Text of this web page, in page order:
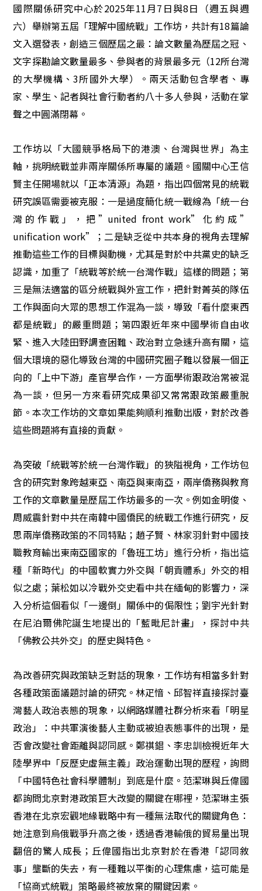
國際關係研究中心於2025年11月7日與8日（週五與週
六）舉辦第五屆「理解中國統戰」工作坊，共計有18篇論
文入選發表，創造三個歷屆之最：論文數量為歷屆之冠、
文字探勘論文數量最多、參與者的背景最多元（12所台灣
的大學機構、3所國外大學）。兩天活動包含學者、專
家、學生、記者與社會行動者約八十多人參與，活動在掌
聲之中圓滿閉幕。
工作坊以「大國競爭格局下的港澳、台灣與世界」為主
軸，挑明統戰並非兩岸關係所專屬的議題。國關中心王信
賢主任開場就以「正本清源」為題，指出四個常見的統戰
研究誤區需要被克服：一是過度簡化統一戰線為「統一台
灣的作戰」，把”united front work”化約成”
unification work”；二是缺乏從中共本身的視角去理解
推動這些工作的目標與動機，尤其是對於中共黨史的缺乏
認識，加重了「統戰等於統一台灣作戰」這樣的問題；第
三是無法適當的區分統戰與外宣工作，把針對菁英的隊伍
工作與面向大眾的思想工作混為一談，導致「看什麼東西
都是統戰」的嚴重問題；第四跟近年來中國學術自由收
緊、進入大陸田野調查困難、政治對立急速升高有關，這
個大環境的惡化導致台灣的中國研究圈子難以發展一個正
向的「上中下游」產官學合作，一方面學術跟政治常被混
為一談，但另一方來看研究成果卻又常常跟政策嚴重脫
節。本次工作坊的文章如果能夠順利推動出版，對於改善
這些問題將有直接的貢獻。
為突破「統戰等於統一台灣作戰」的狹隘視角，工作坊包
含的研究對象跨越東亞、南亞與東南亞，兩岸僑務與教育
工作的文章數量是歷屆工作坊最多的一次。例如金明俊、
周威震針對中共在南韓中國僑民的統戰工作進行研究，反
思兩岸僑務政策的不同特點；趙子賢、林家羽針對中國技
職教育輸出東南亞國家的「魯班工坊」進行分析，指出這
種「新時代」的中國軟實力外交與「朝貢體系」外交的相
似之處；葉松如以冷戰外交史看中共在緬甸的影響力，深
入分析這個看似「一邊倒」關係中的侷限性；劉宇光針對
在尼泊爾佛陀誕生地提出的「藍毗尼計畫」，探討中共
「佛教公共外交」的歷史與特色。
為改善研究與政策缺乏對話的現象，工作坊有相當多針對
各種政策面議題討論的研究。林疋愔、邱智祥直接探討臺
灣藝人政治表態的現象，以網路媒體社群分析來看「明星
政治」：中共軍演後藝人主動或被迫表態事件的出現，是
否會改變社會距離與認同感。鄭祺錩、李忠訓檢視近年大
陸學界中「反歷史虛無主義」政治運動出現的歷程，詢問
「中國特色社會科學體制」到底是什麼。范潔琳與丘偉國
都詢問北京對港政策巨大改變的關鍵在哪裡，范潔琳主張
香港在北京宏觀地緣戰略中有一種無法取代的關鍵角色：
她注意到烏俄戰爭升高之後，透過香港輸俄的貿易量出現
翻倍的驚人成長；丘偉國指出北京對於在香港「認同敘
事」壟斷的失去，有一種難以平衡的心理焦慮，這可能是
「協商式統戰」策略最終被放棄的關鍵因素。